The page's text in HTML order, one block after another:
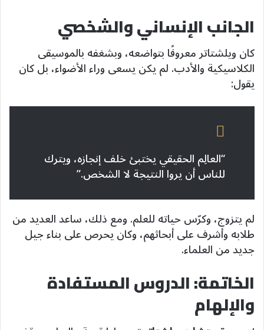
الجانب الإنساني والشخصي
كان ويلشتاتر معروفًا بتواضعه، وبشغفه بالموسيقى
الكلاسيكية والأدب. لم يكن يسعى وراء الأضواء، بل كان
يقول:
“العالِم الحقيقي يختبئ خلف إنجازه، ويترك
للناس أن يروا النتيجة لا الشخص.”
لم يتزوج، وكرّس حياته للعلم. ومع ذلك، ساعد العديد من
طلابه وأشرف على أبحاثهم، وكان يحرص على بناء جيل
جديد من العلماء.
الخاتمة: الدروس المستفادة
والإلهام